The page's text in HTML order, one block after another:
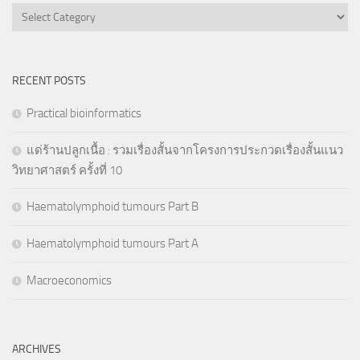
Categories
RECENT POSTS
Practical bioinformatics
แด่ร้านปลูกเนื้อ : รวมเรื่องสั้นจากโครงการประกวดเรื่องสั้นแนว
วิทยาศาสตร์ ครั้งที่ 10
Haematolymphoid tumours Part B
Haematolymphoid tumours Part A
Macroeconomics
ARCHIVES